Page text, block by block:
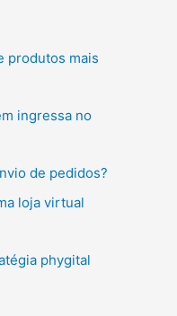
produtos mais
ingressa no
de pedidos?
loja virtual
phygital